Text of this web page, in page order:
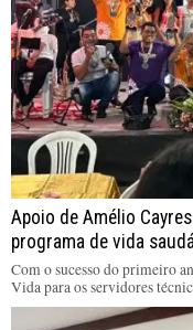
Apoio de Amélio
programa de vida
Com o sucesso do primeiro
Vida para os servidores